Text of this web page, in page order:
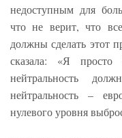
недоступным для
что не верит, что
должны сделать этот
сказала: «Я просто
нейтральность
нейтральность –
нулевого уровня